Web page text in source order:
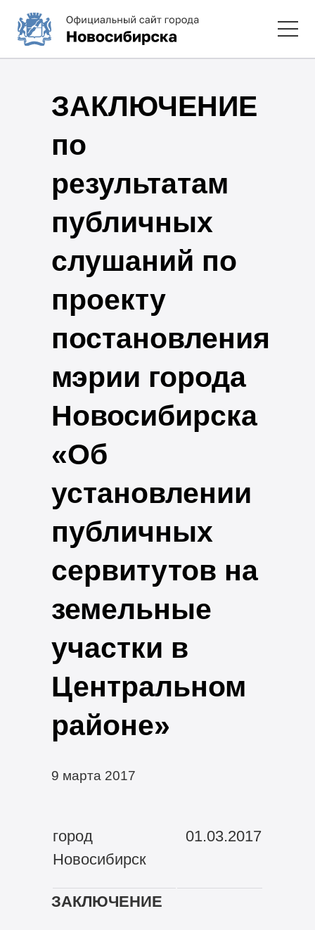
ЗАКЛЮЧЕНИЕ
по
результатам
публичных
слушаний по
проекту
постановления
мэрии города
Новосибирска
«Об
установлении
публичных
сервитутов на
земельные
участки в
Центральном
районе»
9 марта 2017
город
Новосибирск
01.03.2017
ЗАКЛЮЧЕНИЕ